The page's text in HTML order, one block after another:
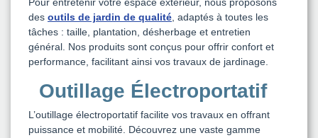
Pour entretenir votre espace extérieur, nous proposons
des outils de jardin de qualité, adaptés à toutes les
tâches : taille, plantation, désherbage et entretien
général. Nos produits sont conçus pour offrir confort et
performance, facilitant ainsi vos travaux de jardinage.
Outillage Électroportatif
L’outillage électroportatif facilite vos travaux en offrant
puissance et mobilité. Découvrez une vaste gamme